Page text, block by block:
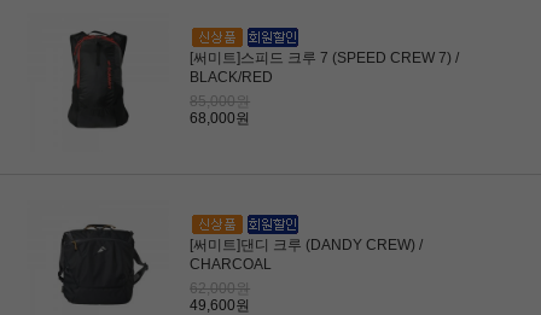
[써미트]스피드 크루 7 (SPEED CREW 7) /
BLACK/RED
85,000원
68,000원
[써미트]댄디 크루 (DANDY CREW) /
CHARCOAL
62,000원
49,600원